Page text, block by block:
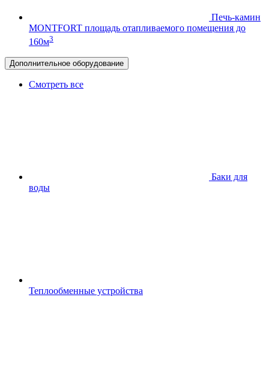
Печь-камин
MONTFORT площадь отапливаемого помещения до
160м3
Дополнительное оборудование
Смотреть все
Баки для
воды
Теплообменные устройства